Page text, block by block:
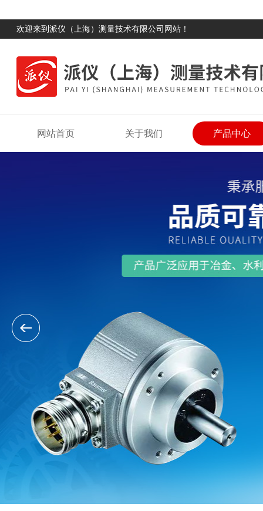
欢迎来到派仪（上海）测量技术有限公司网站！
网站首页 关于我们 产品中心